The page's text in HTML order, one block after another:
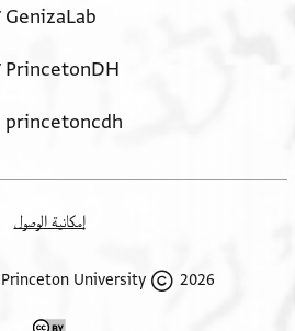
GenizaLab
PrincetonDH
princetoncdh
إمكانية الوصول
2026 The Trustees of Princeton University